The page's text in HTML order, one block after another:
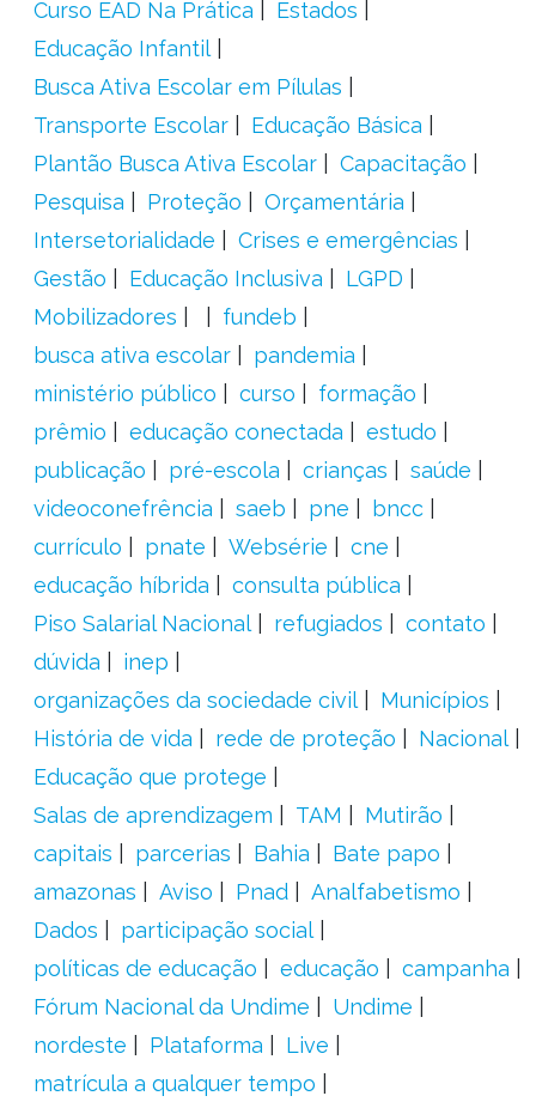
Curso EAD Na Prática
Estados
Educação Infantil
Busca Ativa Escolar em Pílulas
Transporte Escolar
Educação Básica
Plantão Busca Ativa Escolar
Capacitação
Pesquisa
Proteção
Orçamentária
Intersetorialidade
Crises e emergências
Gestão
Educação Inclusiva
LGPD
Mobilizadores
fundeb
busca ativa escolar
pandemia
ministério público
curso
formação
prêmio
educação conectada
estudo
publicação
pré-escola crianças
saúde
videoconefrência
saeb pne
bncc
currículo
pnate Websérie
cne
educação híbrida
consulta pública
Piso Salarial Nacional
refugiados
contato
dúvida
inep
organizações da sociedade civil
Municípios
História de vida
rede de proteção
Nacional
Educação que protege
Salas de aprendizagem
TAM
Mutirão
capitais
parcerias Bahia
Bate papo
amazonas
Aviso Pnad
Analfabetismo
Dados
participação social
políticas de educação
educação
campanha
Fórum Nacional da Undime
Undime
nordeste
Plataforma
Live
matrícula a qualquer tempo